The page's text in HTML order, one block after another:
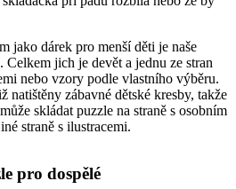
jako dárek pro menší děti je naše
. Celkem jich je devět a jednu ze stran
nebo vzory podle vlastního výběru.
natištěny zábavné dětské kresby, takže
skládat puzzle na straně s osobním
straně s ilustracemi.
pro dospělé